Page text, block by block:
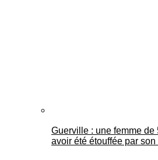
Guerville : une femme de
avoir été étouffée par son